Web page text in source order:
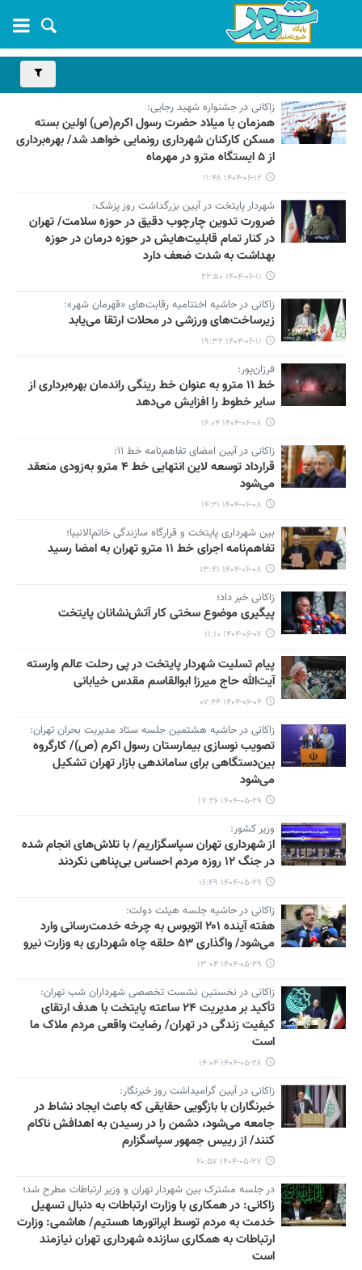
زاکانی در جشنواره شهید رجایی:
همزمان با میلاد حضرت رسول اکرم(ص) اولین بسته
مسکن کارکنان شهرداری رونمایی خواهد شد/ بهره‌برداری
از ۵ ایستگاه مترو در مهرماه
۱۴۰۴-۰۶-۱۲ ۱۱:۴۸
شهردار پایتخت در آیین بزرگداشت روز پزشک:
ضرورت تدوین چارچوب دقیق در حوزه سلامت/ تهران
در کنار تمام قابلیت‌هایش در حوزه درمان در حوزه
بهداشت به شدت ضعف دارد
۱۴۰۴-۰۶-۱۱ ۲۲:۵۰
زاکانی در حاشیه اختتامیه رقابت‌های «قهرمان شهر»:
زیرساخت‌های ورزشی در محلات ارتقا می‌یابد
۱۴۰۴-۰۶-۱۱ ۱۹:۳۲
فرزان‌پور:
خط ۱۱ مترو به عنوان خط رینگی راندمان بهره‌برداری از
سایر خطوط را افزایش می‌دهد
۱۴۰۴-۰۶-۰۸ ۱۶:۰۴
زاکانی در آیین امضای تفاهم‌نامه خط ۱۱:
قرارداد توسعه لاین انتهایی خط ۴ مترو به‌زودی منعقد
می‌شود
۱۴۰۴-۰۶-۰۸ ۱۴:۲۱
بین شهرداری پایتخت و قرارگاه سازندگی خاتم‌الانبیا؛
تفاهم‌نامه اجرای خط ۱۱ مترو تهران به امضا رسید
۱۴۰۴-۰۶-۰۸ ۱۳:۴۱
زاکانی خبر داد؛
پیگیری موضوع سختی کار آتش‌نشانان پایتخت
۱۴۰۴-۰۶-۰۷ ۱۱:۱۰
پیام تسلیت شهردار پایتخت در پی رحلت عالم وارسته
آیت‌الله حاج میرزا ابوالقاسم مقدس خیابانی
۱۴۰۴-۰۶-۰۴ ۰۷:۴۴
زاکانی در حاشیه هشتمین جلسه ستاد مدیریت بحران تهران:
تصویب نوسازی بیمارستان رسول اکرم (ص)/ کارگروه
بین‌دستگاهی برای ساماندهی بازار تهران تشکیل
می‌شود
۱۴۰۴-۰۵-۲۹ ۱۷:۲۶
وزیر کشور:
از شهرداری تهران سپاسگزاریم/ با تلاش‌های انجام شده
در جنگ ۱۲ روزه مردم احساس بی‌پناهی نکردند
۱۴۰۴-۰۵-۲۹ ۱۶:۴۹
زاکانی در حاشیه جلسه هیئت دولت:
هفته آینده ۲۰۱ اتوبوس به چرخه خدمت‌رسانی وارد
می‌شود/ واگذاری ۵۳ حلقه چاه شهرداری به وزارت نیرو
۱۴۰۴-۰۵-۲۹ ۱۳:۰۴
زاکانی در نخستین نشست تخصصی شهرداران شب تهران:
تأکید بر مدیریت ۲۴ ساعته پایتخت با هدف ارتقای
کیفیت زندگی در تهران/ رضایت واقعی مردم ملاک ما
است
۱۴۰۴-۰۵-۲۸ ۱۴:۰۴
زاکانی در آیین گرامیداشت روز خبرنگار:
خبرنگاران با بازگویی حقایقی که باعث ایجاد نشاط در
جامعه می‌شود، دشمن را در رسیدن به اهدافش ناکام
کنند/ از رییس جمهور سپاسگزارم
۱۴۰۴-۰۵-۲۷ ۲۰:۵۷
در جلسه مشترک بین شهردار تهران و وزیر ارتباطات مطرح شد؛
زاکانی: در همکاری با وزارت ارتباطات به دنبال تسهیل
خدمت به مردم توسط اپراتورها هستیم/ هاشمی: وزارت
ارتباطات به همکاری سازنده شهرداری تهران نیازمند
است